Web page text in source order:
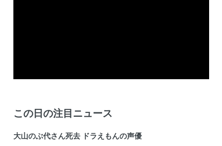
この日の注目ニュース
大山のぶ代さん死去 ドラえもんの声優